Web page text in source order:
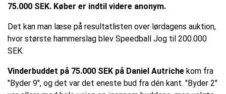
75.000 SEK. Køber er indtil videre anonym.
Det kan man læse på resultatlisten over lørdagens auktion,
hvor største hammerslag blev Speedball Jog til 200.000
SEK.
Vinderbuddet på 75.000 SEK på Daniel Autriche kom fra
"Byder 9", og det var det eneste bud fra dén kant. "Byder 2"